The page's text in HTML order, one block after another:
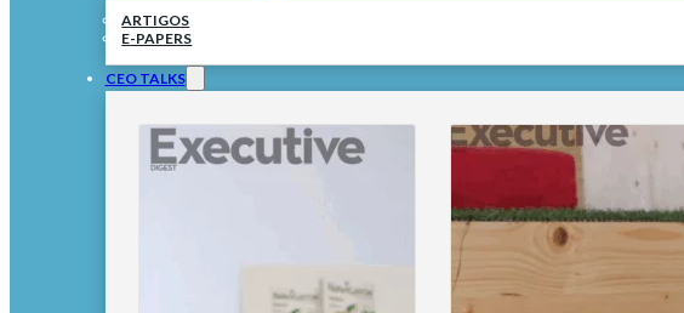
ARTIGOS
E-PAPERS
CEO TALKS